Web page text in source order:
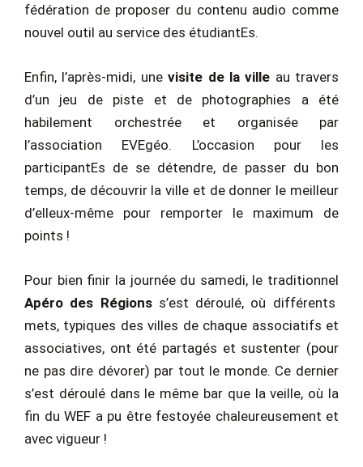
fédération de proposer du contenu audio comme
nouvel outil au service des étudiantEs.
Enfin, l’après-midi, unevisite de la ville au travers
d’un jeu de piste et de photographies a été
habilement orchestrée et organisée par
l’association EVEgéo. L’occasion pour les
participantEs de se détendre, de passer du bon
temps, de découvrir la ville et de donner le meilleur
d’elleux-même pour remporter le maximum de
points !
Pour bien finir la journée du samedi, le traditionnel
Apéro des Régionss’est déroulé, où différents
mets, typiques des villes de chaque associatifs et
associatives, ont été partagés et sustenter (pour
ne pas dire dévorer) par tout le monde. Ce dernier
s’est déroulé dans le même bar que la veille, où la
fin du WEF a pu être festoyée chaleureusement et
avec vigueur !